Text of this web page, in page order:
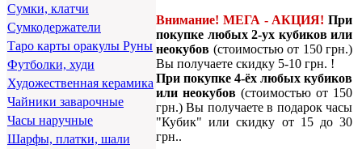
Сумки, клатчи
Сумкодержатели
Таро карты оракулы Руны
Футболки, худи
Художественная керамика
Чайники заварочные
Часы наручные
Шарфы, платки, шали
Внимание! МЕГА - АКЦИЯ! При
покупке любых 2-ух кубиков или
неокубов (стоимостью от 150 грн.)
Вы получаете скидку 5-10 грн. !
При покупке 4-ёх любых кубиков
или неокубов (стоимостью от 150
грн.) Вы получаете в подарок часы
"Кубик" или скидку от 15 до 30
грн..